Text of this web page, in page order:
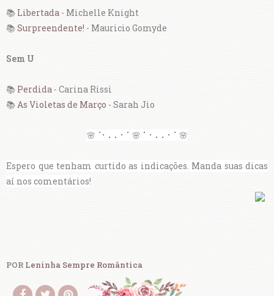
📚 Libertada - Michelle Knight
📚Surpreendente! - Mauricio Gomyde
Sem U
📚 Perdida - Carina Rissi
📚As Violetas de Março - Sarah Jio
🌸⠈⠂⠄⠄⠂⠁🌸 ⠁⠂⠄⠄⠂⠁🌸
Espero que tenham curtido as indicações. Manda suas dicas
aí nos comentários!
POR Leninha Sempre Romântica